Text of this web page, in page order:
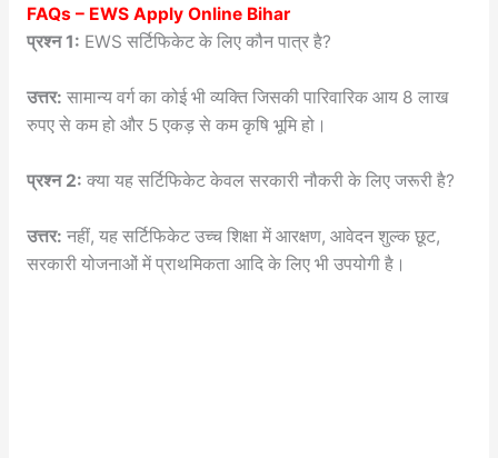
FAQs – EWS Apply Online Bihar
प्रश्न 1: EWS सर्टिफिकेट के लिए कौन पात्र है?
उत्तर: सामान्य वर्ग का कोई भी व्यक्ति जिसकी पारिवारिक आय 8 लाख
रुपए से कम हो और 5 एकड़ से कम कृषि भूमि हो।
प्रश्न 2: क्या यह सर्टिफिकेट केवल सरकारी नौकरी के लिए जरूरी है?
उत्तर: नहीं, यह सर्टिफिकेट उच्च शिक्षा में आरक्षण, आवेदन शुल्क छूट,
सरकारी योजनाओं में प्राथमिकता आदि के लिए भी उपयोगी है।